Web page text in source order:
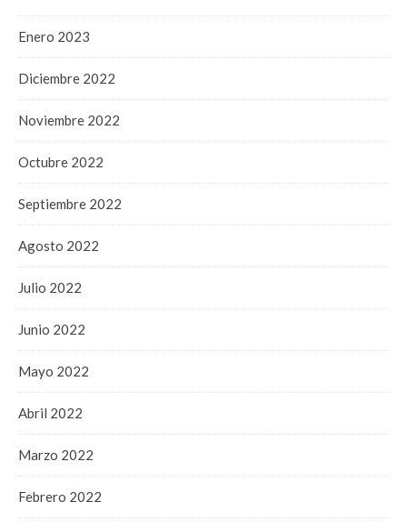
Enero 2023
Diciembre 2022
Noviembre 2022
Octubre 2022
Septiembre 2022
Agosto 2022
Julio 2022
Junio 2022
Mayo 2022
Abril 2022
Marzo 2022
Febrero 2022